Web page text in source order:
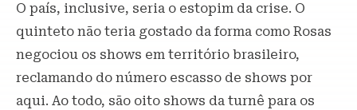
O país, inclusive, seria o estopim da crise. O
quinteto não teria gostado da forma como Rosas
negociou os shows em território brasileiro,
reclamando do número escasso de shows por
aqui. Ao todo, são oito shows da turnê para os